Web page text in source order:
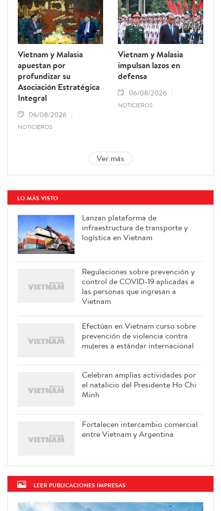
Vietnam y Malasia
apuestan por
profundizar su
Asociación Estratégica
Integral
06/08/2026
NOTICIEROS
Vietnam y Malasia
impulsan lazos en
defensa
06/08/2026
NOTICIEROS
Ver más
LO MÁS VISTO
Lanzan plataforma de
infraestructura de transporte y
logística en Vietnam
Regulaciones sobre prevención y
control de COVID-19 aplicadas a
las personas que ingresan a
Vietnam
Efectúan en Vietnam curso sobre
prevención de violencia contra
mujeres a estándar internacional
Celebran amplias actividades por
el natalicio del Presidente Ho Chi
Minh
Fortalecen intercambio comercial
entre Vietnam y Argentina
LEER PUBLICACIONES IMPRESAS